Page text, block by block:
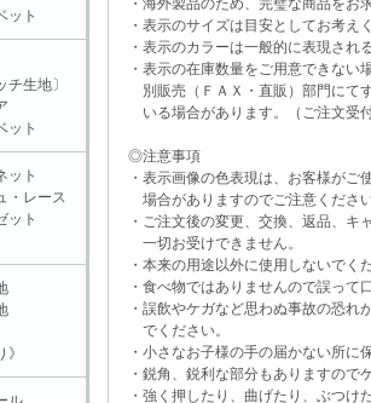
・海外製品のため、完璧な商品をお
・表示のサイズは目安としてお考え
・表示のカラーは一般的に表現され
・表示の在庫数量をご用意できな
別販売（ＦＡＸ・直販）部門にて
いる場合があります。（ご注文受
◎注意事項
・表示画像の色表現は、お客様がご
場合がありますのでご注意くださ
・ご注文後の変更、交換、返品、キ
一切お受けできません。
・本来の用途以外に使用しないでく
・食べ物ではありませんので誤って
・誤飲やケガなど思わぬ事故の恐れ
でください。
・小さなお子様の手の届かない所に
・鋭角、鋭利な部分もありますので
・強く押したり、曲げたり、ぶつけ
ット
チ生地〕
ット
ット
・レース
ット
》